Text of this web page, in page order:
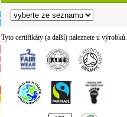
Tyto certifikáty (a další) naleznete u výrobků.